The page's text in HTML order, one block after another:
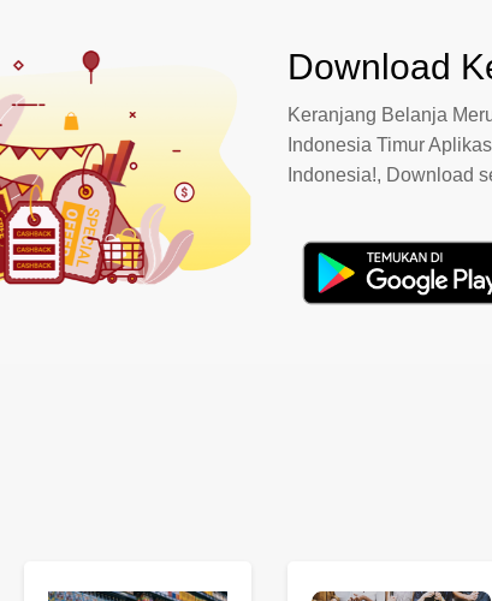
Download
Keranjang Belanja
Indonesia Timur
Indonesia!, Download